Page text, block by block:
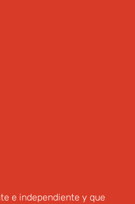
e independiente y que